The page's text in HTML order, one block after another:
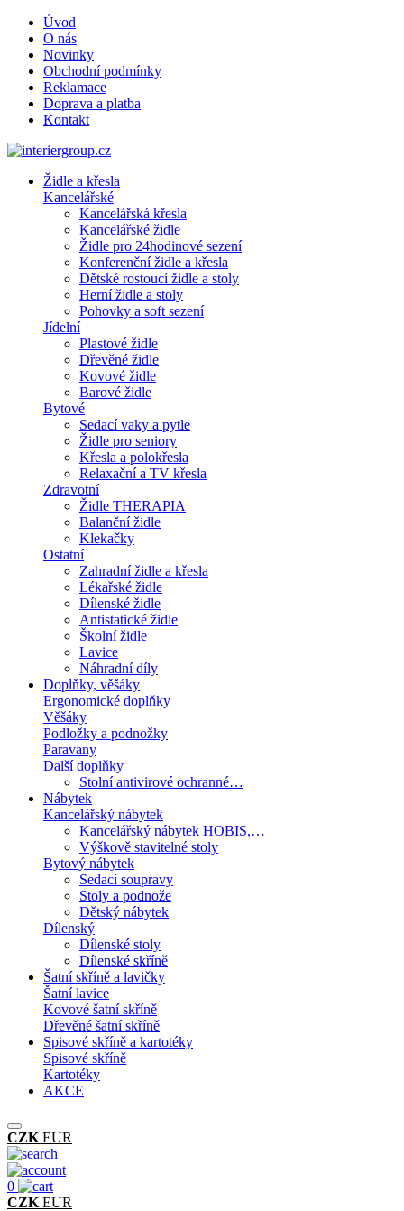
Úvod
O nás
Novinky
Obchodní podmínky
Reklamace
Doprava a platba
Kontakt
Židle a křesla
Kancelářské
Kancelářská křesla
Kancelářské židle
Židle pro 24hodinové sezení
Konferenční židle a křesla
Dětské rostoucí židle a stoly
Herní židle a stoly
Pohovky a soft sezení
Jídelní
Plastové židle
Dřevěné židle
Kovové židle
Barové židle
Bytové
Sedací vaky a pytle
Židle pro seniory
Křesla a polokřesla
Relaxační a TV křesla
Zdravotní
Židle THERAPIA
Balanční židle
Klekačky
Ostatní
Zahradní židle a křesla
Lékařské židle
Dílenské židle
Antistatické židle
Školní židle
Lavice
Náhradní díly
Doplňky, věšáky
Ergonomické doplňky
Věšáky
Podložky a podnožky
Paravany
Další doplňky
Stolní antivirové ochranné…
Nábytek
Kancelářský nábytek
Kancelářský nábytek HOBIS,…
Výškově stavitelné stoly
Bytový nábytek
Sedací soupravy
Stoly a podnože
Dětský nábytek
Dílenský
Dílenské stoly
Dílenské skříně
Šatní skříně a lavičky
Šatní lavice
Kovové šatní skříně
Dřevěné šatní skříně
Spisové skříně a kartotéky
Spisové skříně
Kartotéky
AKCE
CZK EUR
0
CZK EUR